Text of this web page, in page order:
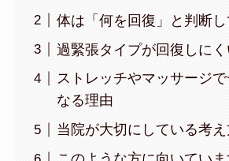
体は「何を回復」と判断
過緊張タイプが回復しに
ストレッチやマッサージ
なる理由
当院が大切にしている考